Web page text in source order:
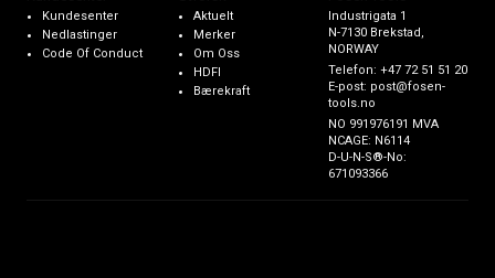
Kundesenter
Nedlastinger
Code Of Conduct
Aktuelt
Merker
Om Oss
HDFI
Bærekraft
Industrigata 1
N-7130 Brekstad,
NORWAY
Telefon:+47 72 51 51 20
E-post: post@fosen-
tools.no
NO 991976191 MVA
NCAGE: N6114
D-U-N-S®-No:
671093366